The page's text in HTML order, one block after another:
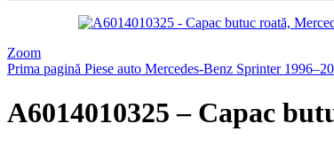
Zoom
Prima pagină Piese auto Mercedes-Benz Sprinter
A6014010325 – Capac